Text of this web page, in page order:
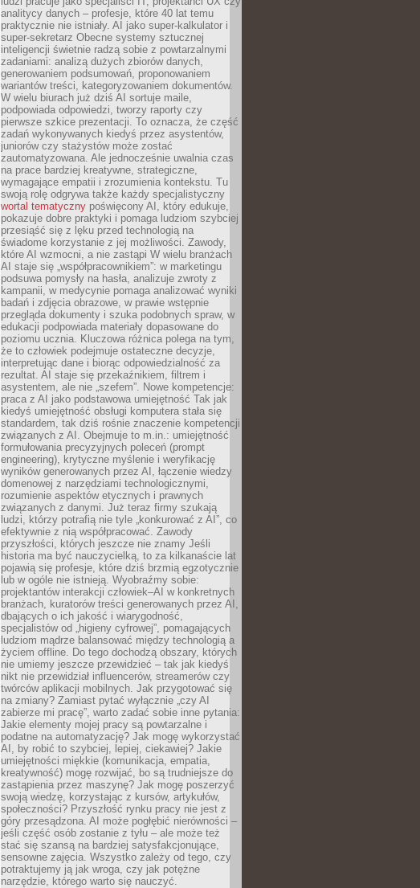
analitycy danych – profesje, które 40 lat temu
praktycznie nie istniały. AI jako super-kalkulator i
super-sekretarz Obecne systemy sztucznej
inteligencji świetnie radzą sobie z powtarzalnymi
zadaniami: analizą dużych zbiorów danych,
generowaniem podsumowań, proponowaniem
wariantów treści, kategoryzowaniem dokumentów.
W wielu biurach już dziś AI sortuje maile,
podpowiada odpowiedzi, tworzy raporty czy
pierwsze szkice prezentacji. To oznacza, że część
zadań wykonywanych kiedyś przez asystentów,
juniorów czy stażystów może zostać
zautomatyzowana. Ale jednocześnie uwalnia czas
na prace bardziej kreatywne, strategiczne,
wymagające empatii i zrozumienia kontekstu. Tu
swoją rolę odgrywa także każdy specjalistyczny
wortal tematyczny poświęcony AI, który edukuje,
pokazuje dobre praktyki i pomaga ludziom szybciej
przesiąść się z lęku przed technologią na
świadome korzystanie z jej możliwości. Zawody,
które AI wzmocni, a nie zastąpi W wielu branżach
AI staje się „współpracownikiem”: w marketingu
podsuwa pomysły na hasła, analizuje zwroty z
kampanii, w medycynie pomaga analizować wyniki
badań i zdjęcia obrazowe, w prawie wstępnie
przegląda dokumenty i szuka podobnych spraw, w
edukacji podpowiada materiały dopasowane do
poziomu ucznia. Kluczowa różnica polega na tym,
że to człowiek podejmuje ostateczne decyzje,
interpretując dane i biorąc odpowiedzialność za
rezultat. AI staje się przekaźnikiem, filtrem i
asystentem, ale nie „szefem”. Nowe kompetencje:
praca z AI jako podstawowa umiejętność Tak jak
kiedyś umiejętność obsługi komputera stała się
standardem, tak dziś rośnie znaczenie kompetencji
związanych z AI. Obejmuje to m.in.: umiejętność
formułowania precyzyjnych poleceń (prompt
engineering), krytyczne myślenie i weryfikację
wyników generowanych przez AI, łączenie wiedzy
domenowej z narzędziami technologicznymi,
rozumienie aspektów etycznych i prawnych
związanych z danymi. Już teraz firmy szukają
ludzi, którzy potrafią nie tyle „konkurować z AI”, co
efektywnie z nią współpracować. Zawody
przyszłości, których jeszcze nie znamy Jeśli
historia ma być nauczycielką, to za kilkanaście lat
pojawią się profesje, które dziś brzmią egzotycznie
lub w ogóle nie istnieją. Wyobraźmy sobie:
projektantów interakcji człowiek–AI w konkretnych
branżach, kuratorów treści generowanych przez AI,
dbających o ich jakość i wiarygodność,
specjalistów od „higieny cyfrowej”, pomagających
ludziom mądrze balansować między technologią a
życiem offline. Do tego dochodzą obszary, których
nie umiemy jeszcze przewidzieć – tak jak kiedyś
nikt nie przewidział influencerów, streamerów czy
twórców aplikacji mobilnych. Jak przygotować się
na zmiany? Zamiast pytać wyłącznie „czy AI
zabierze mi pracę”, warto zadać sobie inne pytania:
Jakie elementy mojej pracy są powtarzalne i
podatne na automatyzację? Jak mogę wykorzystać
AI, by robić to szybciej, lepiej, ciekawiej? Jakie
umiejętności miękkie (komunikacja, empatia,
kreatywność) mogę rozwijać, bo są trudniejsze do
zastąpienia przez maszynę? Jak mogę poszerzyć
swoją wiedzę, korzystając z kursów, artykułów,
społeczności? Przyszłość rynku pracy nie jest z
góry przesądzona. AI może pogłębić nierówności –
jeśli część osób zostanie z tyłu – ale może też
stać się szansą na bardziej satysfakcjonujące,
sensowne zajęcia. Wszystko zależy od tego, czy
potraktujemy ją jak wroga, czy jak potężne
narzędzie, którego warto się nauczyć.